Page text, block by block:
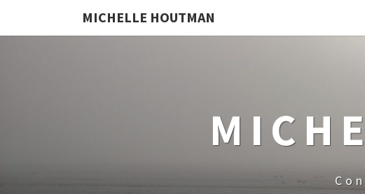
MICHELLE HOUTMAN